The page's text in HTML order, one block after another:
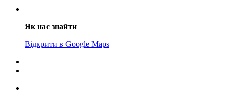
Як нас знайти
Відкрити в Google Maps